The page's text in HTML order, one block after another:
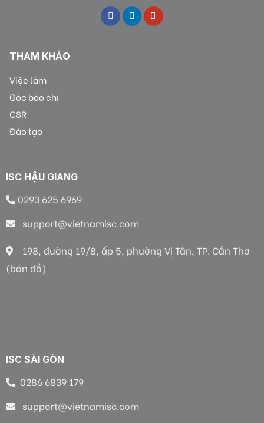
THAM KHẢO
Việc làm
Góc báo chí
CSR
Đào tạo
ISC HẬU GIANG
0293 625 6969
support@vietnamisc.com
198, đường 19/8, ấp 5, phường Vị Tân, TP. Cần Thơ
(bản đồ)
ISC SÀI GÒN
0286 6839 179
support@vietnamisc.com